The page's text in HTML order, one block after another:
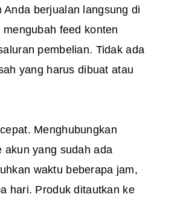
Anda berjualan langsung di
feed konten
pembelian. Tidak ada
yang harus dibuat atau
Menghubungkan
akun yang sudah ada
waktu beberapa jam,
hari. Produk ditautkan ke